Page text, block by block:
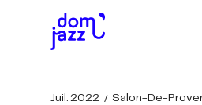
Juil. 2022 Salon-De-